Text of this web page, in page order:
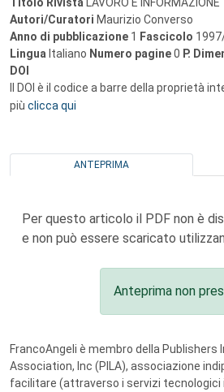
Autori/Curatori Maurizio Converso
Anno di pubblicazione 1 Fascicolo
Lingua Italiano Numero pagine0 P.
DOI
Il DOI è il codice a barre della proprietà
più clicca qui
ANTEPRIMA
Per questo articolo il PDF non è
e non può essere scaricato
Anteprima non
FrancoAngeli è membro della Publishers
Association, Inc (PILA), associazione
facilitare (attraverso i servizi